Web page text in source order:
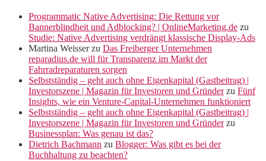
Programmatic Native Advertising: Die Rettung vor
Bannerblindheit und Adblocking? | OnlineMarketing.de zu
Studie: Native Advertising verdrängt klassische Display-Ads
Martina Weisserzu Das Freiberger Unternehmen
reparadius.de will für Transparenz im Markt der
Fahrradreparaturen sorgen
Selbstständig – geht auch ohne Eigenkapital (Gastbeitrag) |
Investorszene | Magazin für Investoren und Gründerzu Fünf
Insights, wie ein Venture-Capital-Unternehmen funktioniert
Selbstständig – geht auch ohne Eigenkapital (Gastbeitrag) |
Investorszene | Magazin für Investoren und Gründerzu
Businessplan: Was genau ist das?
Dietrich Bachmann zu Blogger: Was gibt es bei der
Buchhaltung zu beachten?